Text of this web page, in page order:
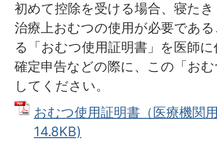
初めて控除を受ける場合、寝た
治療上おむつの使用が必要であ
る「おむつ使用証明書」を医師
確定申告などの際に、この「お
してください。
おむつ使用証明書（医療機関
14.8KB)